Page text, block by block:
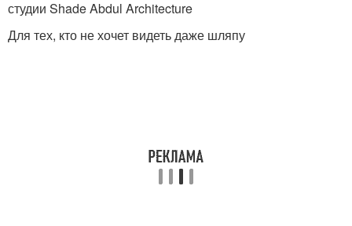
студии Shade Abdul Architecture
Для тех, кто не хочет видеть даже шляпу